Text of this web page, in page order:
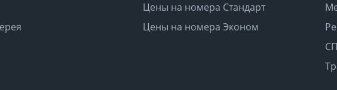
Цены на номера Стандарт
Цены на номера Эконом